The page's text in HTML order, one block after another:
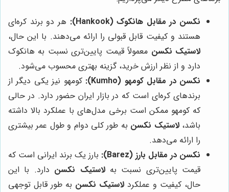
نکسن در مقابل هانکوک (Hankook):
هر دو برند کره‌ای
هستند و کیفیت قابل قبولی را ارائه می‌دهند. با این حال،
لاستیک نکسن معمولاً قیمت پایین‌تری نسبت به هانکوک
دارد و از نظر ارزش خرید، گزینه بهتری محسوب می‌شود.
نکسن در مقابل کومهو (Kumho):
کومهو نیز یکی دیگر از
برندهای کره‌ای است که در بازار ایران حضور دارد. در حالی
که کومهو ممکن است برخی مدل‌های با عملکرد بالا داشته
باشد،لاستیک نکسن به طور کلی دوام و طول عمر بیشتری
را ارائه می‌دهد.
نکسن در مقابل بارز (Barez):
بارز یک برند ایرانی است که
قیمت پایین‌تری نسبت بهلاستیک نکسن دارد. با این
حال، کیفیت و عملکرد لاستیک نکسن به طور قابل توجهی